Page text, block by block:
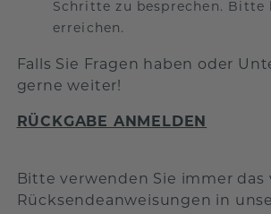
Schritte zu besprechen. Bitte
erreichen.
Falls Sie Fragen haben oder
gerne weiter!
RÜCKGABE ANMELDEN
Bitte verwenden Sie immer
Rücksendeanweisungen in